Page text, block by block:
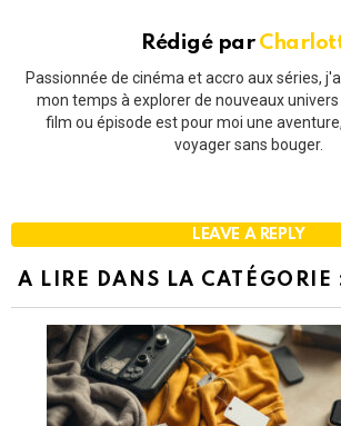
Rédigé par
Passionnée de cinéma et accro aux séries,
mon temps à explorer de nouveaux univers
film ou épisode est pour moi une
voyager sans bouger.
LEAVE A REPLY
A LIRE DANS LA CATÉGORIE